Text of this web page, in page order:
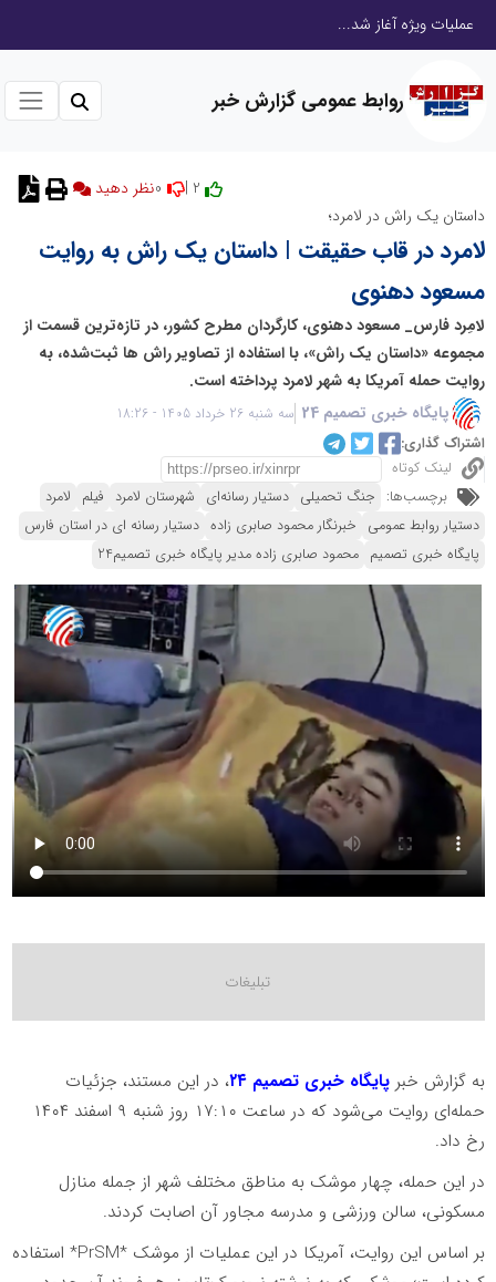
عملیات ویژه آغاز شد...
روابط عمومی گزارش خبر
نظر دهید
داستان یک راش در لامرد؛
لامرد در قاب حقیقت | داستان یک راش به روایت
مسعود دهنوی
لامِرد فارس_ مسعود دهنوی، کارگردان مطرح کشور، در تازه‌ترین قسمت از
مجموعه «داستان یک راش»، با استفاده از تصاویر راش ها ثبت‌شده، به
روایت حمله آمریکا به شهر لامرد پرداخته است.
پایگاه خبری تصمیم 24
سه شنبه 26 خرداد 1405 - 18:26
اشتراک گذاری:
لینک کوتاه
برچسب‌ها: جنگ تحمیلی دستیار رسانه‌ای شهرستان لامرد فیلم لامرد
دستیار روابط عمومی خبرنگار محمود صابری زاده دستیار رسانه ای در استان فارس
پایگاه خبری تصمیم محمود صابری زاده مدیر پایگاه خبری تصمیم24
به گزارش خبر پایگاه خبری تصمیم ۲۴
، در این مستند، جزئیات
حمله‌ای روایت می‌شود که در ساعت ۱۷:۱۰ روز شنبه ۹ اسفند ۱۴۰۴
رخ داد.
در این حمله، چهار موشک به مناطق مختلف شهر از جمله منازل
مسکونی، سالن ورزشی و مدرسه مجاور آن اصابت کردند.
بر اساس این روایت، آمریکا در این عملیات از موشک *PrSM* استفاده